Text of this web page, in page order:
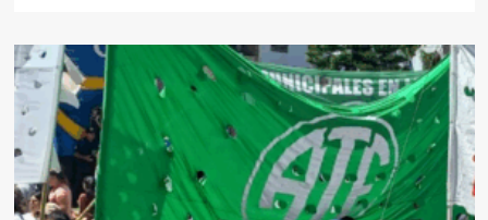
ATE
se
moviliza
hoy
para
reclamar
renovación
de